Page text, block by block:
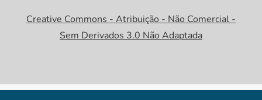
Creative Commons - Atribuição - Não Comercial -
Sem Derivados 3.0 Não Adaptada